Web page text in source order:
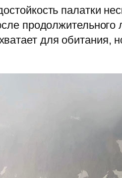
палатки
продолжительного
для обитания,